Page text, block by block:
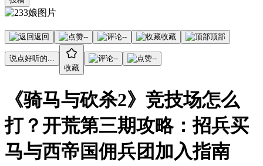
返回 -- -- 收藏 顶部
说点好听的...
收藏
-- --
《骑马与砍杀2》竞技场怎么
打？开荒第三期攻略：招兵买
马与西帝国佣兵团加入指南